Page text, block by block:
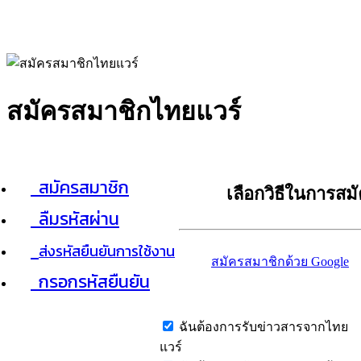
สมัครสมาชิกไทยแวร์
สมัครสมาชิก
ลืมรหัสผ่าน
ส่งรหัสยืนยันการใช้งาน
กรอกรหัสยืนยัน
เลือกวิธีในการส
สมัครสมาชิกด้วย Google
ฉันต้องการรับข่าวสารจากไทย
แวร์